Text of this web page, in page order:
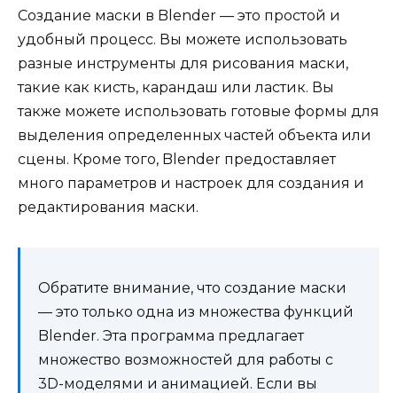
Создание маски в Blender — это простой и
удобный процесс. Вы можете использовать
разные инструменты для рисования маски,
такие как кисть, карандаш или ластик. Вы
также можете использовать готовые формы для
выделения определенных частей объекта или
сцены. Кроме того, Blender предоставляет
много параметров и настроек для создания и
редактирования маски.
Обратите внимание, что создание маски
— это только одна из множества функций
Blender. Эта программа предлагает
множество возможностей для работы с
3D-моделями и анимацией. Если вы